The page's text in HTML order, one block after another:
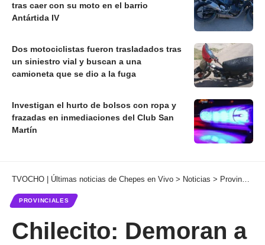
tras caer con su moto en el barrio
Antártida IV
Dos motociclistas fueron trasladados tras
un siniestro vial y buscan a una
camioneta que se dio a la fuga
Investigan el hurto de bolsos con ropa y
frazadas en inmediaciones del Club San
Martín
TVOCHO | Últimas noticias de Chepes en Vivo > Noticias > Provinciales
PROVINCIALES
Chilecito: Demoran a